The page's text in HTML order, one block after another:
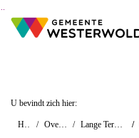
Ga naar de inhoud van deze pagina
Ga naar het zoeken
Ga naar het menu
U bevindt zich hier:
Home Overzichten Lange Termijn Agenda